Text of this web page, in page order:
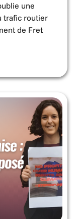
une
trafic routier
de Fret